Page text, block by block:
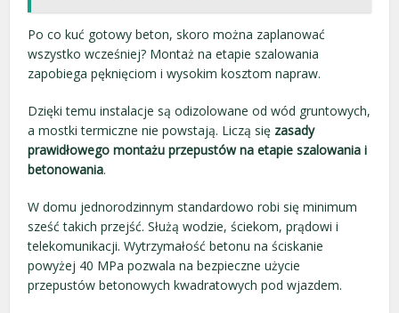
Po co kuć gotowy beton, skoro można zaplanować
wszystko wcześniej? Montaż na etapie szalowania
zapobiega pęknięciom i wysokim kosztom napraw.
Dzięki temu instalacje są odizolowane od wód gruntowych,
a mostki termiczne nie powstają. Liczą się zasady
prawidłowego montażu przepustów na etapie szalowania i
betonowania.
W domu jednorodzinnym standardowo robi się minimum
sześć takich przejść. Służą wodzie, ściekom, prądowi i
telekomunikacji. Wytrzymałość betonu na ściskanie
powyżej 40 MPa pozwala na bezpieczne użycie
przepustów betonowych kwadratowych pod wjazdem.